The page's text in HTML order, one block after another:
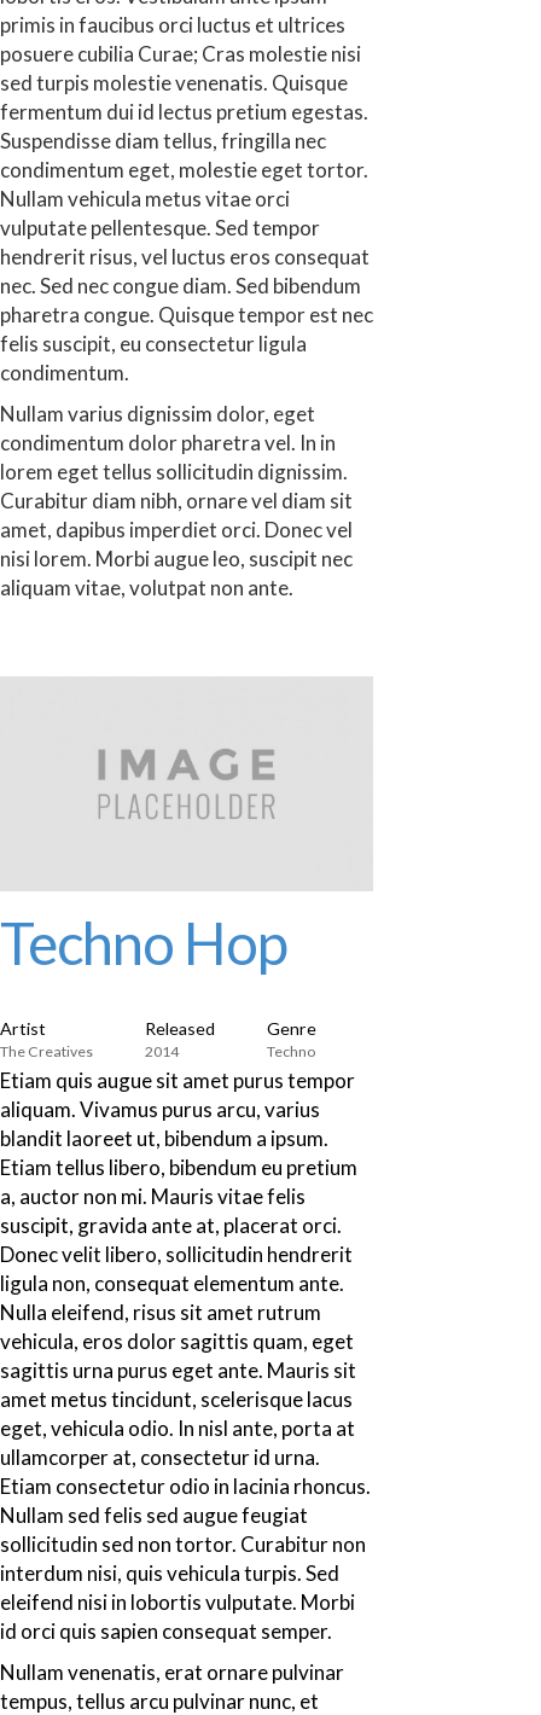
primis in faucibus orci luctus et ultrices
posuere cubilia Curae; Cras molestie nisi
sed turpis molestie venenatis. Quisque
fermentum dui id lectus pretium egestas.
Suspendisse diam tellus, fringilla nec
condimentum eget, molestie eget tortor.
Nullam vehicula metus vitae orci
vulputate pellentesque. Sed tempor
hendrerit risus, vel luctus eros consequat
nec. Sed nec congue diam. Sed bibendum
pharetra congue. Quisque tempor est nec
felis suscipit, eu consectetur ligula
condimentum.
Nullam varius dignissim dolor, eget
condimentum dolor pharetra vel. In in
lorem eget tellus sollicitudin dignissim.
Curabitur diam nibh, ornare vel diam sit
amet, dapibus imperdiet orci. Donec vel
nisi lorem. Morbi augue leo, suscipit nec
aliquam vitae, volutpat non ante.
Techno Hop
Artist
The Creatives
Released
2014
Genre
Techno
Etiam quis augue sit amet purus tempor
aliquam. Vivamus purus arcu, varius
blandit laoreet ut, bibendum a ipsum.
Etiam tellus libero, bibendum eu pretium
a, auctor non mi. Mauris vitae felis
suscipit, gravida ante at, placerat orci.
Donec velit libero, sollicitudin hendrerit
ligula non, consequat elementum ante.
Nulla eleifend, risus sit amet rutrum
vehicula, eros dolor sagittis quam, eget
sagittis urna purus eget ante. Mauris sit
amet metus tincidunt, scelerisque lacus
eget, vehicula odio. In nisl ante, porta at
ullamcorper at, consectetur id urna.
Etiam consectetur odio in lacinia rhoncus.
Nullam sed felis sed augue feugiat
sollicitudin sed non tortor. Curabitur non
interdum nisi, quis vehicula turpis. Sed
eleifend nisi in lobortis vulputate. Morbi
id orci quis sapien consequat semper.
Nullam venenatis, erat ornare pulvinar
tempus, tellus arcu pulvinar nunc, et